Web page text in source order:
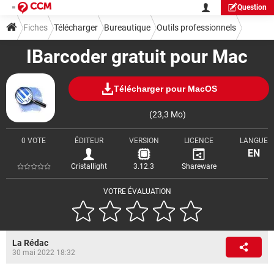
Question
IBarcoder gratuit pour Mac
Télécharger pour MacOS
(23,3 Mo)
VOTRE ÉVALUATION
0 VOTE ÉDITEUR
Cristallight
VERSION
3.12.3
LICENCE
Shareware
LANGUE
EN
Fiches Télécharger Bureautique Outils professionnels
La Rédac
30 mai 2022 18:32